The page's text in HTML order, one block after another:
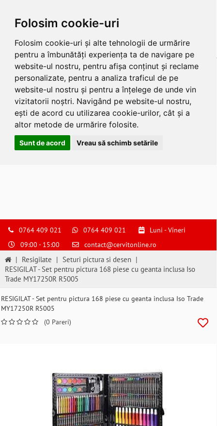
Folosim cookie-uri
Folosim cookie-uri și alte tehnologii de urmărire
pentru a îmbunătăți experiența ta de navigare pe
website-ul nostru, pentru afișa conținut și reclame
personalizate, pentru a analiza traficul de pe
website-ul nostru și pentru a înțelege de unde vin
vizitatorii noștri. Navigând pe website-ul nostru,
ești de acord cu utilizarea cookie-urilor, cât și a
altor metode de urmărire folosite.
Sunt de acord Vreau să schimb setările
0764 409 021 0764 409 021
Luni - Vineri
09:00 - 15:00
contact@cervitonline.ro
| Resigilate | Seturi pictura si desen |
RESIGILAT - Set pentru pictura 168 piese cu geanta inclusa Iso
Trade MY17250R R5005
RESIGILAT - Set pentru pictura 168 piese cu geanta inclusa Iso Trade
MY17250R R5005
(0 Pareri)